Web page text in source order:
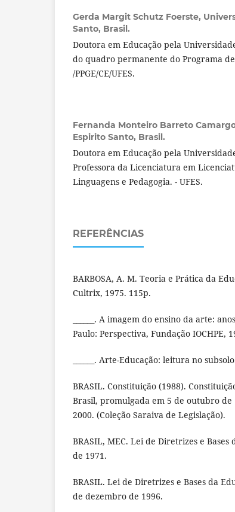
Gerda Margit Schutz Foerste,
Santo, Brasil.
Doutora em Educação pela
do quadro permanente do Programa
/PPGE/CE/UFES.
Fernanda Monteiro Barreto
Espirito Santo, Brasil.
Doutora em Educação pela
Professora da Licenciatura em
Linguagens e Pedagogia. - UFES.
REFERÊNCIAS
BARBOSA, A. M. Teoria e Prática da
Cultrix, 1975. 115p.
______. A imagem do ensino da arte:
Paulo: Perspectiva, Fundação IOCHPE,
______. Arte-Educação: leitura no
BRASIL. Constituição (1988).
Brasil, promulgada em 5 de outubro de
2000. (Coleção Saraiva de Legislação).
BRASIL, MEC. Lei de Diretrizes e
de 1971.
BRASIL. Lei de Diretrizes e Bases da
de dezembro de 1996.